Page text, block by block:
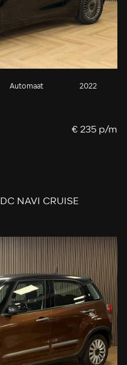
Automaat 2022
€ 235 p/m
NAVI CRUISE